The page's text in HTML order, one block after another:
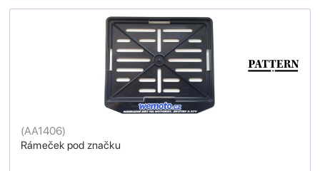
Rámeček pod značku
(AA1406)